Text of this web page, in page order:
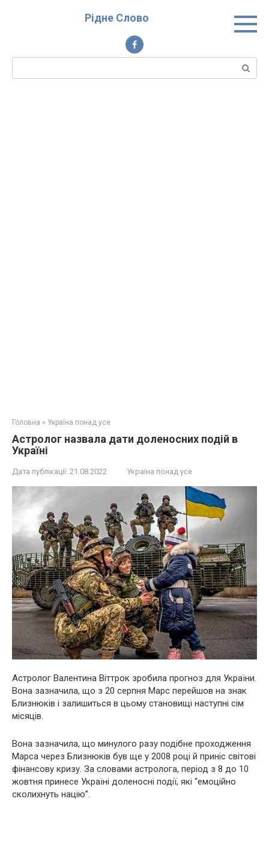
Рідне Слово
Пошук:
Головна » Україна понад усе
Астролог назвала дати доленосних подій в
Україні
Дата публікації: 21.08.2022 Україна понад усе
Астролог Валентина Віттрок зробила прогноз для України.
Вона зазначила, що з 20 серпня Марс перейшов на знак
Близнюків і залишиться в цьому становищі наступні сім
місяців.
Вона зазначила, що минулого разу подібне проходження
Марса через Близнюків був ще у 2008 році й приніс світові
фінансову кризу. За словами астролога, період з 8 до 10
жовтня принесе Україні доленосні події, які “емоційно
сколихнуть націю”.